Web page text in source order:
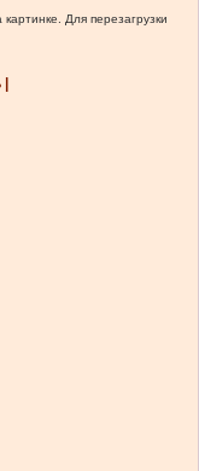
Для перезагрузки